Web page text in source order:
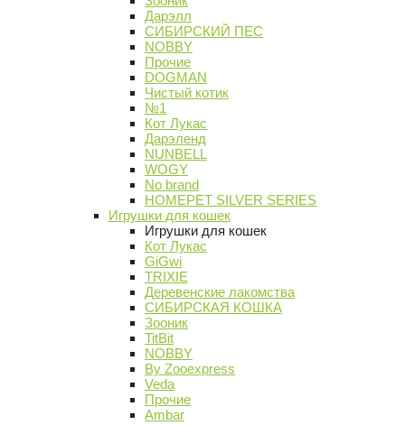
Дарэлл
СИБИРСКИЙ ПЕС
NOBBY
Прочие
DOGMAN
Чистый котик
№1
Кот Лукас
Дарэленд
NUNBELL
WOGY
No brand
HOMEPET SILVER SERIES
Игрушки для кошек
Игрушки для кошек
Кот Лукас
GiGwi
TRIXIE
Деревенские лакомства
СИБИРСКАЯ КОШКА
Зооник
TitBit
NOBBY
By Zooexpress
Veda
Прочие
Ambar